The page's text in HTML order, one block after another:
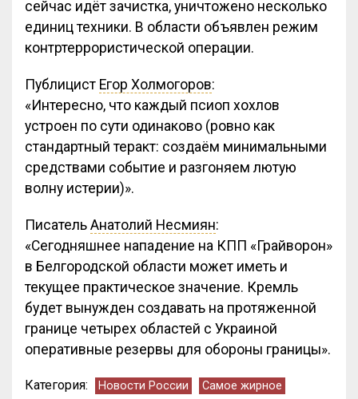
сейчас идёт зачистка, уничтожено несколько
единиц техники. В области объявлен режим
контртеррористической операции.
Публицист Егор Холмогоров:
«Интересно, что каждый псиоп хохлов
устроен по сути одинаково (ровно как
стандартный теракт: создаём минимальными
средствами событие и разгоняем лютую
волну истерии)».
Писатель Анатолий Несмиян:
«Сегодняшнее нападение на КПП «Грайворон»
в Белгородской области может иметь и
текущее практическое значение. Кремль
будет вынужден создавать на протяженной
границе четырех областей с Украиной
оперативные резервы для обороны границы».
Категория: Новости России Самое жирное